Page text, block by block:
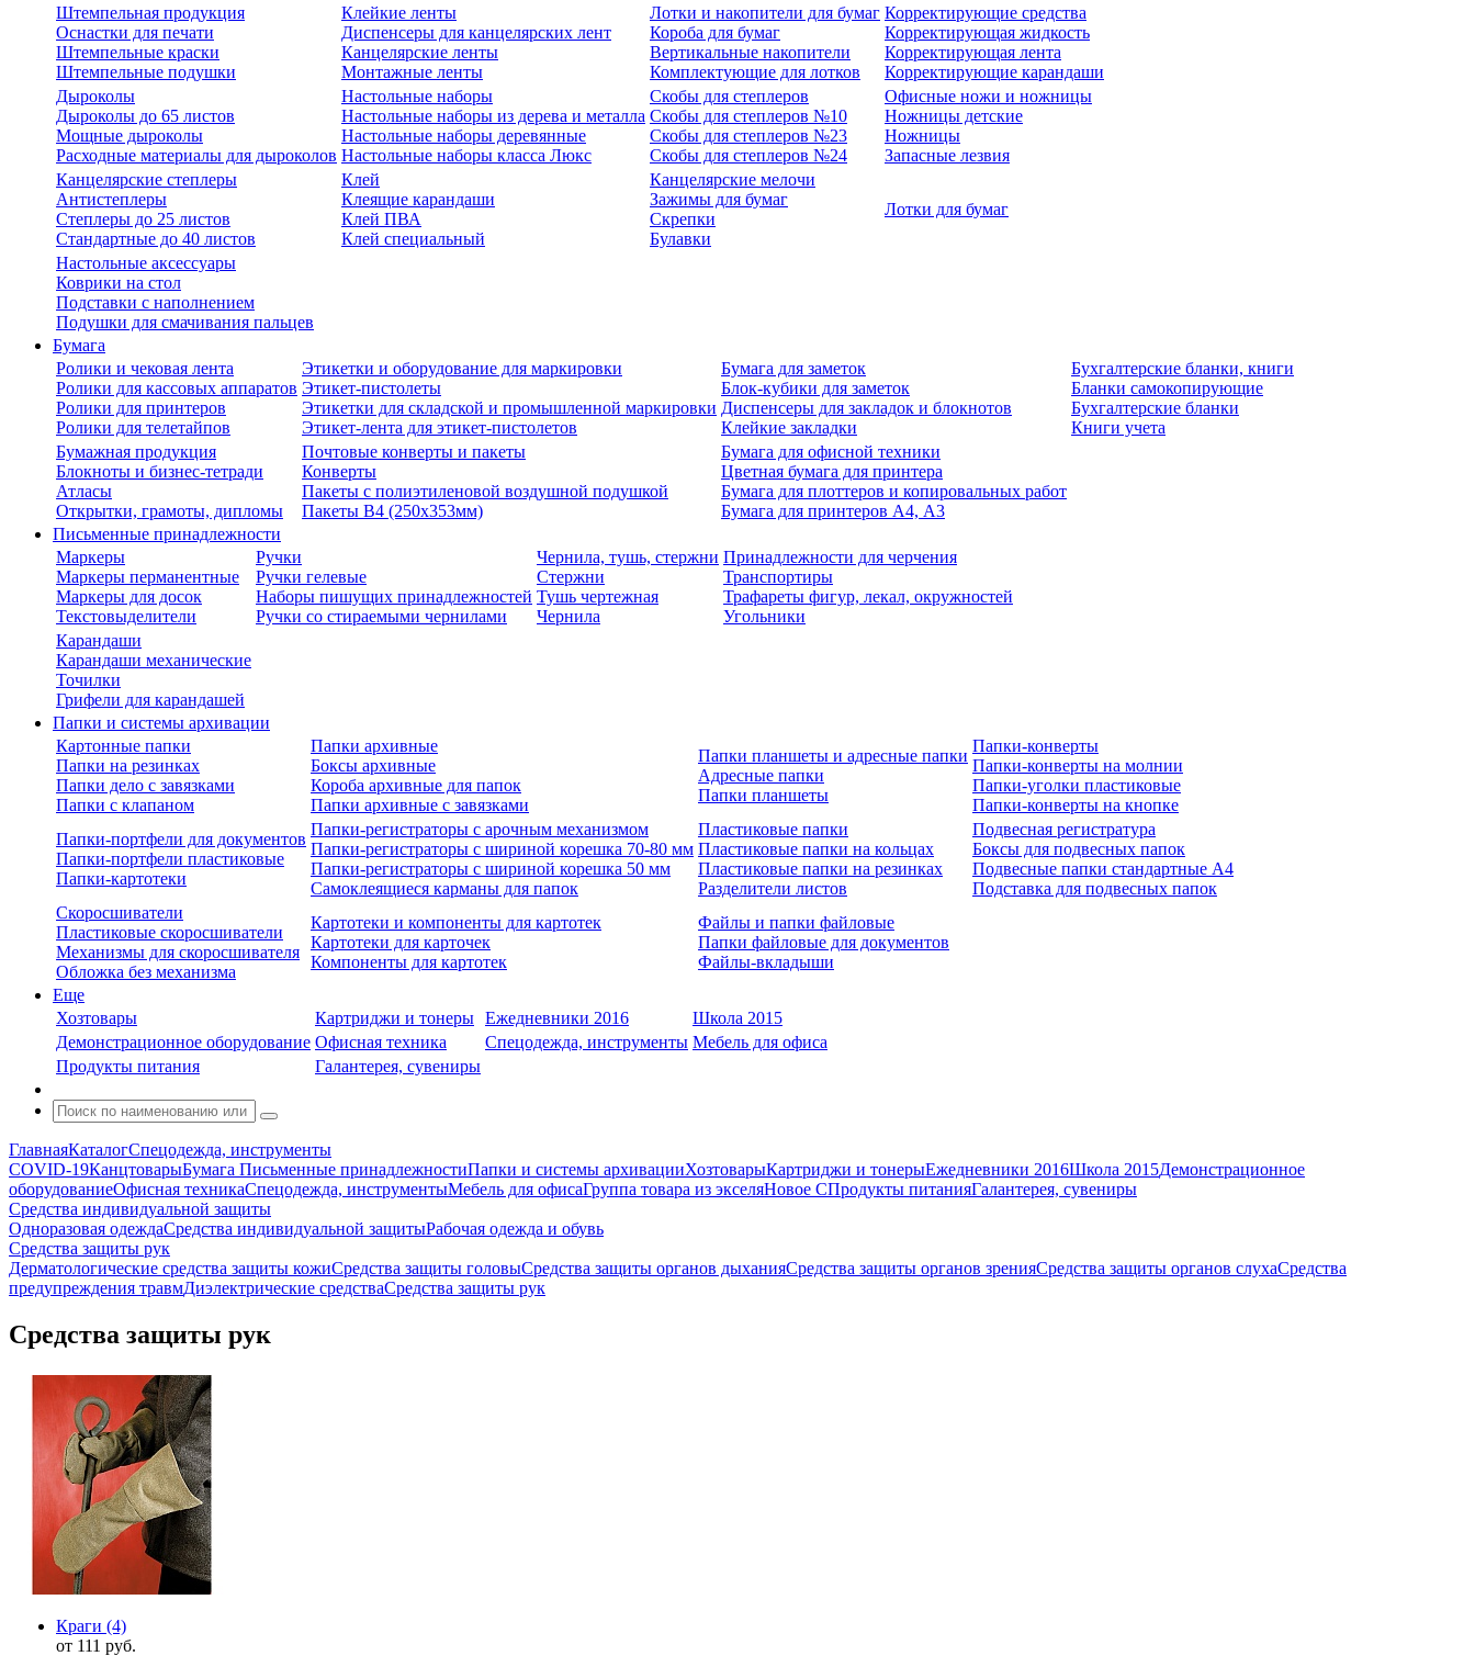
Штемпельная продукция
Оснастки для печати
Штемпельные краски
Штемпельные подушки
Клейкие ленты
Диспенсеры для канцелярских лент
Канцелярские ленты
Монтажные ленты
Лотки и накопители для бумаг
Короба для бумаг
Вертикальные накопители
Комплектующие для лотков
Корректирующие средства
Корректирующая жидкость
Корректирующая лента
Корректирующие карандаши
Дыроколы
Дыроколы до 65 листов
Мощные дыроколы
Расходные материалы для дыроколов
Настольные наборы
Настольные наборы из дерева и металла
Настольные наборы деревянные
Настольные наборы класса Люкс
Скобы для степлеров
Скобы для степлеров №10
Скобы для степлеров №23
Скобы для степлеров №24
Офисные ножи и ножницы
Ножницы детские
Ножницы
Запасные лезвия
Канцелярские степлеры
Антистеплеры
Степлеры до 25 листов
Стандартные до 40 листов
Клей
Клеящие карандаши
Клей ПВА
Клей специальный
Канцелярские мелочи
Зажимы для бумаг
Скрепки
Булавки
Лотки для бумаг
Настольные аксессуары
Коврики на стол
Подставки с наполнением
Подушки для смачивания пальцев
Бумага
Ролики и чековая лента
Ролики для кассовых аппаратов
Ролики для принтеров
Ролики для телетайпов
Этикетки и оборудование для маркировки
Этикет-пистолеты
Этикетки для складской и промышленной маркировки
Этикет-лента для этикет-пистолетов
Бумага для заметок
Блок-кубики для заметок
Диспенсеры для закладок и блокнотов
Клейкие закладки
Бухгалтерские бланки, книги
Бланки самокопирующие
Бухгалтерские бланки
Книги учета
Бумажная продукция
Блокноты и бизнес-тетради
Атласы
Открытки, грамоты, дипломы
Почтовые конверты и пакеты
Конверты
Пакеты с полиэтиленовой воздушной подушкой
Пакеты В4 (250х353мм)
Бумага для офисной техники
Цветная бумага для принтера
Бумага для плоттеров и копировальных работ
Бумага для принтеров А4, А3
Письменные принадлежности
Маркеры
Маркеры перманентные
Маркеры для досок
Текстовыделители
Ручки
Ручки гелевые
Наборы пишущих принадлежностей
Ручки со стираемыми чернилами
Чернила, тушь, стержни
Стержни
Тушь чертежная
Чернила
Принадлежности для черчения
Транспортиры
Трафареты фигур, лекал, окружностей
Угольники
Карандаши
Карандаши механические
Точилки
Грифели для карандашей
Папки и системы архивации
Картонные папки
Папки на резинках
Папки дело с завязками
Папки с клапаном
Папки архивные
Боксы архивные
Короба архивные для папок
Папки архивные с завязками
Папки планшеты и адресные папки
Адресные папки
Папки планшеты
Папки-конверты
Папки-конверты на молнии
Папки-уголки пластиковые
Папки-конверты на кнопке
Папки-портфели для документов
Папки-портфели пластиковые
Папки-картотеки
Папки-регистраторы с арочным механизмом
Папки-регистраторы с шириной корешка 70-80 мм
Папки-регистраторы с шириной корешка 50 мм
Самоклеящиеся карманы для папок
Пластиковые папки
Пластиковые папки на кольцах
Пластиковые папки на резинках
Разделители листов
Подвесная регистратура
Боксы для подвесных папок
Подвесные папки стандартные А4
Подставка для подвесных папок
Скоросшиватели
Пластиковые скоросшиватели
Механизмы для скоросшивателя
Обложка без механизма
Картотеки и компоненты для картотек
Картотеки для карточек
Компоненты для картотек
Файлы и папки файловые
Папки файловые для документов
Файлы-вкладыши
Еще
Хозтовары
Картриджи и тонеры Ежедневники 2016
Школа 2015
Демонстрационное оборудование Офисная техника Спецодежда, инструменты Мебель для офиса
Продукты питания
Галантерея, сувениры
ГлавнаяКаталогСпецодежда, инструменты
COVID-19КанцтоварыБумага Письменные принадлежностиПапки и системы архивацииХозтоварыКартриджи и тонерыЕжедневники 2016Школа 2015Демонстрационное
оборудованиеОфисная техникаСпецодежда, инструментыМебель для офисаГруппа товара из экселяНовое СПродукты питанияГалантерея, сувениры
Средства индивидуальной защиты
Одноразовая одеждаСредства индивидуальной защитыРабочая одежда и обувь
Средства защиты рук
Дерматологические средства защиты кожиСредства защиты головыСредства защиты органов дыханияСредства защиты органов зренияСредства защиты органов слухаСредства
предупреждения травмДиэлектрические средстваСредства защиты рук
Средства защиты рук
Краги (4)
от 111 руб.